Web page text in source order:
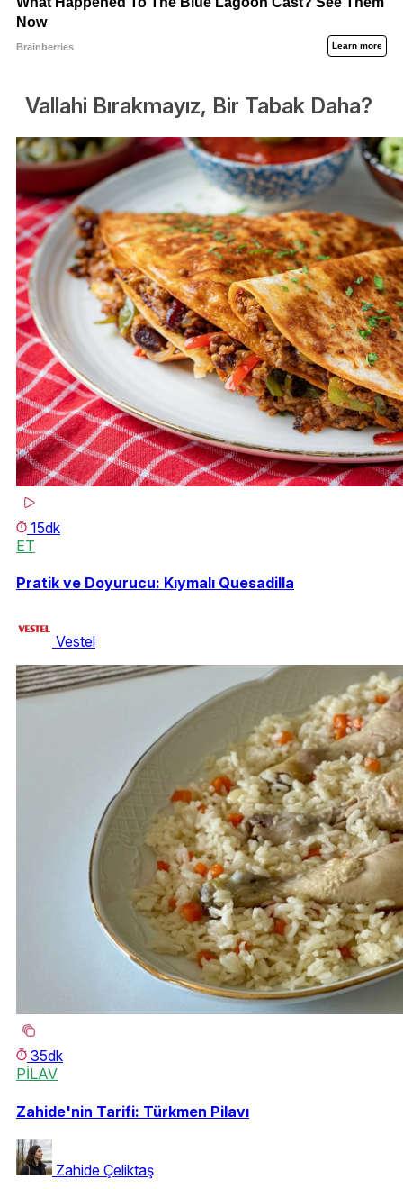
Vallahi Bırakmayız, Bir Tabak Daha?
15dk
ET
Pratik ve Doyurucu: Kıymalı Quesadilla
Vestel
35dk
PİLAV
Zahide'nin Tarifi: Türkmen Pilavı
Zahide Çeliktaş